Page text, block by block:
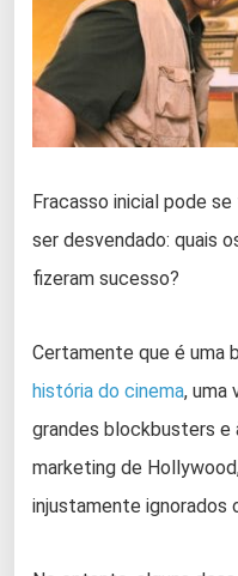
Fracasso inicial pode
ser desvendado: quais
fizeram sucesso?
Certamente que é uma
história do cinema, uma
grandes blockbusters e
marketing de
injustamente ignorados